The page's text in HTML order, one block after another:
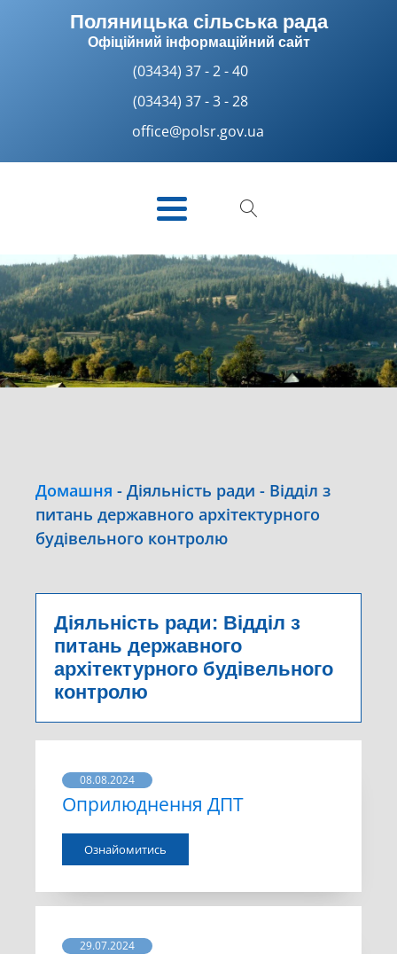
Поляницька сільська рада
Офіційний інформаційний сайт
(03434) 37 - 2 - 40
(03434) 37 - 3 - 28
office@polsr.gov.ua
Домашня - Діяльність ради - Відділ з
питань державного архітектурного
будівельного контролю
Діяльність ради: Відділ з
питань державного
архітектурного будівельного
контролю
08.08.2024
Оприлюднення ДПТ
Ознайомитись
29.07.2024